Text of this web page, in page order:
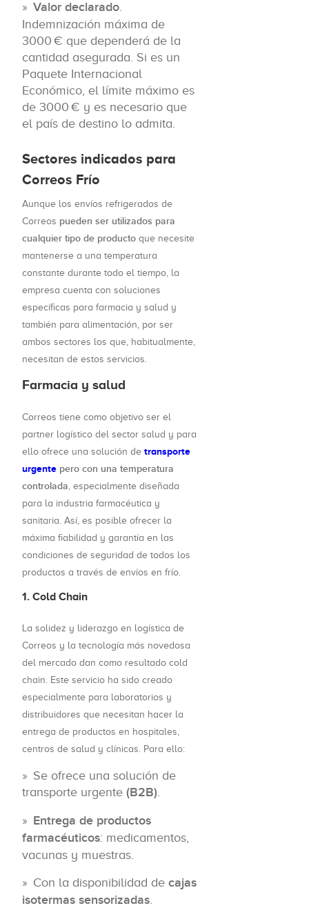
Valor declarado.
Indemnización máxima de
3000 € que dependerá de la
cantidad asegurada. Si es un
Paquete Internacional
Económico, el límite máximo es
de 3000 € y es necesario que
el país de destino lo admita.
Sectores indicados para
Correos Frío
Aunque los envíos refrigerados de
Correos pueden ser utilizados para
cualquier tipo de producto que necesite
mantenerse a una temperatura
constante durante todo el tiempo, la
empresa cuenta con soluciones
específicas para farmacia y salud y
también para alimentación, por ser
ambos sectores los que, habitualmente,
necesitan de estos servicios.
Farmacia y salud
Correos tiene como objetivo ser el
partner logístico del sector salud y para
ello ofrece una solución de transporte
urgente pero con una temperatura
controlada, especialmente diseñada
para la industria farmacéutica y
sanitaria. Así, es posible ofrecer la
máxima fiabilidad y garantía en las
condiciones de seguridad de todos los
productos a través de envíos en frío.
1. Cold Chain
La solidez y liderazgo en logística de
Correos y la tecnología más novedosa
del mercado dan como resultado cold
chain. Este servicio ha sido creado
especialmente para laboratorios y
distribuidores que necesitan hacer la
entrega de productos en hospitales,
centros de salud y clínicas. Para ello:
Se ofrece una solución de
transporte urgente (B2B).
Entrega de productos
farmacéuticos: medicamentos,
vacunas y muestras.
Con la disponibilidad de cajas
isotermas sensorizadas.